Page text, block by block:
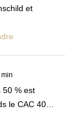
et
50 % est
le CAC 40…